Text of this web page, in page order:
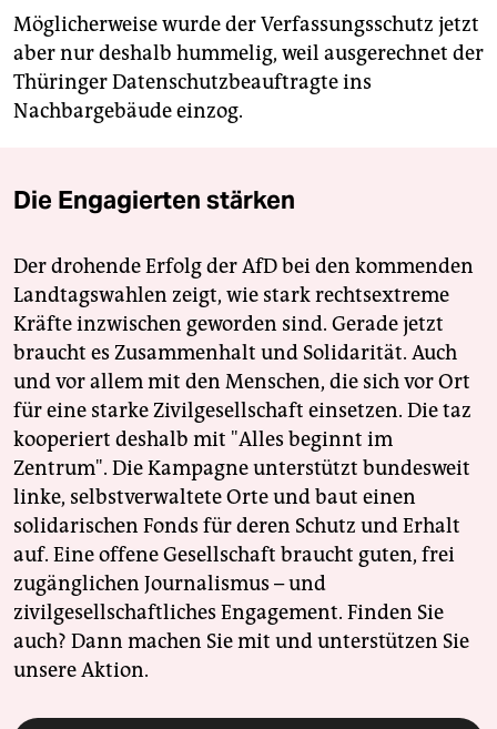
Möglicherweise wurde der Verfassungsschutz jetzt
aber nur deshalb hummelig, weil ausgerechnet der
Thüringer Datenschutzbeauftragte ins
Nachbargebäude einzog.
Die Engagierten stärken
Der drohende Erfolg der AfD bei den kommenden
Landtagswahlen zeigt, wie stark rechtsextreme
Kräfte inzwischen geworden sind. Gerade jetzt
braucht es Zusammenhalt und Solidarität. Auch
und vor allem mit den Menschen, die sich vor Ort
für eine starke Zivilgesellschaft einsetzen. Die taz
kooperiert deshalb mit "Alles beginnt im
Zentrum". Die Kampagne unterstützt bundesweit
linke, selbstverwaltete Orte und baut einen
solidarischen Fonds für deren Schutz und Erhalt
auf. Eine offene Gesellschaft braucht guten, frei
zugänglichen Journalismus – und
zivilgesellschaftliches Engagement. Finden Sie
auch? Dann machen Sie mit und unterstützen Sie
unsere Aktion.